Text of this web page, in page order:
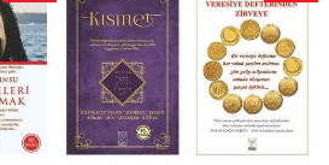
İndirim
%62İndirim
İndirim